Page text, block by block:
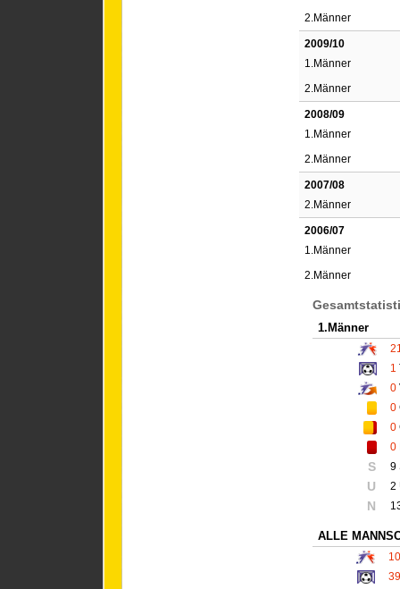
2.Männer
2009/10
1.Männer
2.Männer
2008/09
1.Männer
2.Männer
2007/08
2.Männer
2006/07
1.Männer
2.Männer
1.Männer
1
0
0
0
0
S 9
U 2
N
ALLE
39